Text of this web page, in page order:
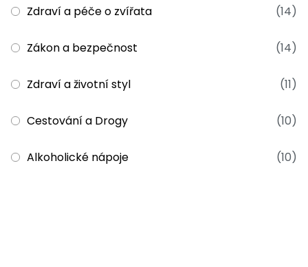
Zdraví a péče o zvířata (14)
Zákon a bezpečnost (14)
Zdraví a životní styl (11)
Cestování a Drogy (10)
Alkoholické nápoje (10)